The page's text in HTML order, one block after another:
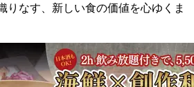
りなす、新しい食の価値を心ゆくま